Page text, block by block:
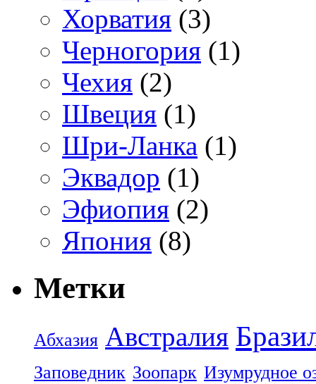
Хорватия (3)
Черногория (1)
Чехия (2)
Швеция (1)
Шри-Ланка (1)
Эквадор (1)
Эфиопия (2)
Япония (8)
Метки
Абхазия Австралия
Заповедник Зоопарк Изумрудное